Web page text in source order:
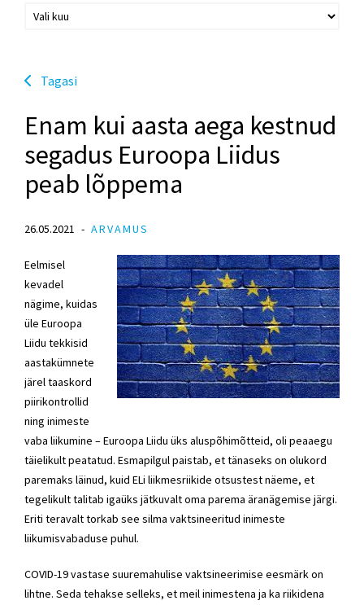
Tagasi
Enam kui aasta aega kestnud
segadus Euroopa Liidus
peab lõppema
26.05.2021 ARVAMUS
Eelmisel
kevadel
nägime, kuidas
üle Euroopa
Liidu tekkisid
aastakümnete
järel taaskord
piirikontrollid
ning inimeste
vaba liikumine – Euroopa Liidu üks aluspõhimõtteid, oli peaaegu
täielikult peatatud. Esmapilgul paistab, et tänaseks on olukord
paremaks läinud, kuid ELi liikmesriikide otsustest näeme, et
tegelikult talitab igaüks jätkuvalt oma parema äranägemise järgi.
Eriti teravalt torkab see silma vaktsineeritud inimeste
liikumisvabaduse puhul.
COVID-19 vastase suuremahulise vaktsineerimise eesmärk on
lihtne. Seda tehakse selleks, et meil inimestena ja ka riikidena